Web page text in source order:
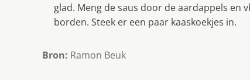
glad. Meng de saus door de aardappels en
borden. Steek er een paar kaaskoekjes in.
Bron: Ramon Beuk